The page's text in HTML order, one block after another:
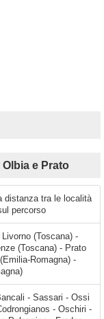
e Prato
distanza tra le località
percorso
(Toscana) -
(Toscana) - Prato
Romagna) -
Pisa - Lavoria - Cascina - Santa Lucia - Ponsacco - Il Romito - Giardino - Pontedera - La Rotta - Castel del Bosco - Montopoli - San Romano - San Donato - Ponte a Egola - San Pierino - San Miniato - San Miniato Basso -